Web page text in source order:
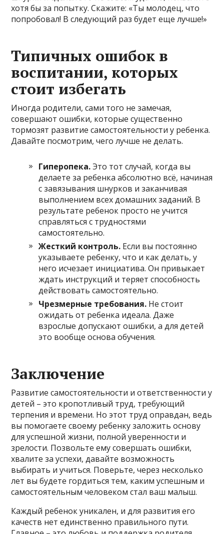
хотя бы за попытку. Скажите: «Ты молодец, что
попробовал! В следующий раз будет еще лучше!»
Типичных ошибок в
воспитании, которых
стоит избегать
Иногда родители, сами того не замечая,
совершают ошибки, которые существенно
тормозят развитие самостоятельности у ребенка.
Давайте посмотрим, чего лучше не делать.
Гиперопека.Это тот случай, когда вы
делаете за ребенка абсолютно всё, начиная
с завязывания шнурков и заканчивая
выполнением всех домашних заданий. В
результате ребенок просто не учится
справляться с трудностями
самостоятельно.
Жесткий контроль. Если вы постоянно
указываете ребенку, что и как делать, у
него исчезает инициатива. Он привыкает
ждать инструкций и теряет способность
действовать самостоятельно.
Чрезмерные требования. Не стоит
ожидать от ребенка идеала. Даже
взрослые допускают ошибки, а для детей
это вообще основа обучения.
Заключение
Развитие самостоятельности и ответственности у
детей – это кропотливый труд, требующий
терпения и времени. Но этот труд оправдан, ведь
вы помогаете своему ребенку заложить основу
для успешной жизни, полной уверенности и
зрелости. Позвольте ему совершать ошибки,
хвалите за успехи, давайте возможность
выбирать и учиться. Поверьте, через несколько
лет вы будете гордиться тем, каким успешным и
самостоятельным человеком стал ваш малыш.
Каждый ребенок уникален, и для развития его
качеств нет единственно правильного пути.